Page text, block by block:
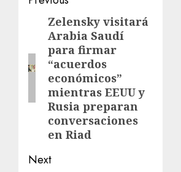
navigation
Previous
post:
Zelensky visitará
Arabia Saudí
para firmar
“acuerdos
económicos”
mientras EEUU y
Rusia preparan
conversaciones
en Riad
Next